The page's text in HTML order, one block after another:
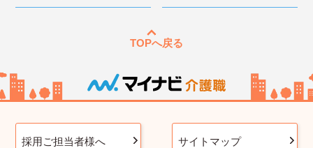
TOPへ戻る
採用ご担当者様へ サイトマップ